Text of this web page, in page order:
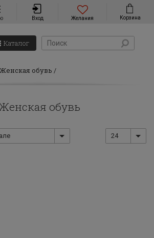
Вход Желания Корзина
Каталог
Женская обувь
обувь
24